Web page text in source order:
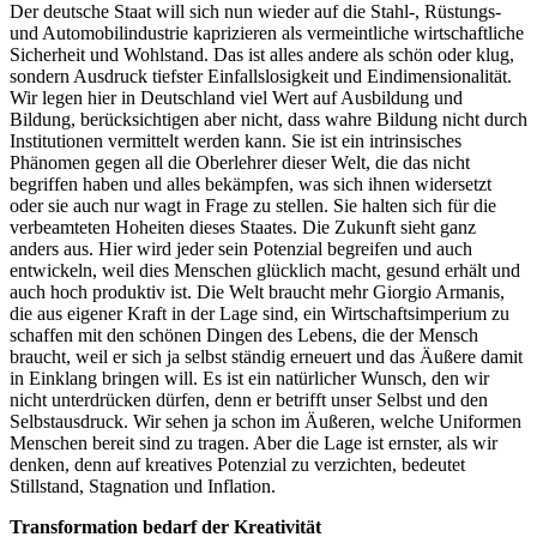
Der deutsche Staat will sich nun wieder auf die Stahl-, Rüstungs-
und Automobilindustrie kaprizieren als vermeintliche wirtschaftliche
Sicherheit und Wohlstand. Das ist alles andere als schön oder klug,
sondern Ausdruck tiefster Einfallslosigkeit und Eindimensionalität.
Wir legen hier in Deutschland viel Wert auf Ausbildung und
Bildung, berücksichtigen aber nicht, dass wahre Bildung nicht durch
Institutionen vermittelt werden kann. Sie ist ein intrinsisches
Phänomen gegen all die Oberlehrer dieser Welt, die das nicht
begriffen haben und alles bekämpfen, was sich ihnen widersetzt
oder sie auch nur wagt in Frage zu stellen. Sie halten sich für die
verbeamteten Hoheiten dieses Staates. Die Zukunft sieht ganz
anders aus. Hier wird jeder sein Potenzial begreifen und auch
entwickeln, weil dies Menschen glücklich macht, gesund erhält und
auch hoch produktiv ist. Die Welt braucht mehr Giorgio Armanis,
die aus eigener Kraft in der Lage sind, ein Wirtschaftsimperium zu
schaffen mit den schönen Dingen des Lebens, die der Mensch
braucht, weil er sich ja selbst ständig erneuert und das Äußere damit
in Einklang bringen will. Es ist ein natürlicher Wunsch, den wir
nicht unterdrücken dürfen, denn er betrifft unser Selbst und den
Selbstausdruck. Wir sehen ja schon im Äußeren, welche Uniformen
Menschen bereit sind zu tragen. Aber die Lage ist ernster, als wir
denken, denn auf kreatives Potenzial zu verzichten, bedeutet
Stillstand, Stagnation und Inflation.
Transformation bedarf der Kreativität